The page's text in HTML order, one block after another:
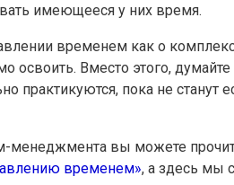
имеющееся у них время.
временем как о
освоить. Вместо этого,
практикуются, пока не
менеджмента вы можете
временем», а здесь мы